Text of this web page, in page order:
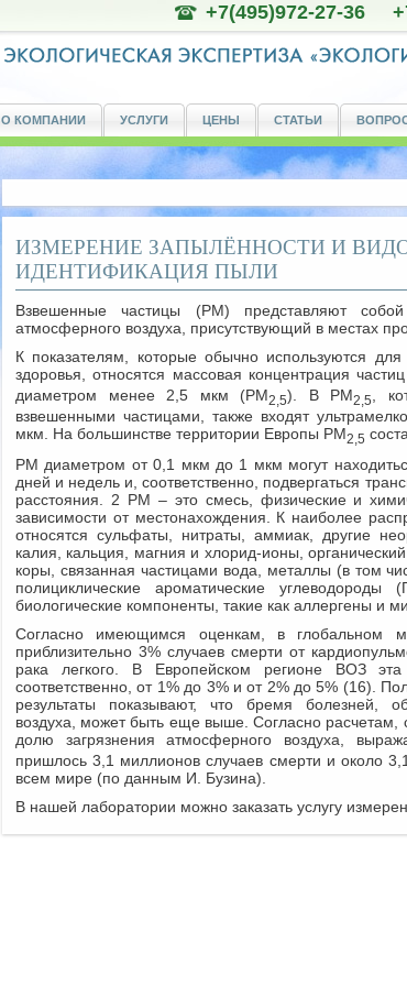
+7(495)972-27-36
О КОМПАНИИ УСЛУГИ ЦЕНЫ СТАТЬИ
ИЗМЕРЕНИЕ ЗАПЫЛЁННОСТИ И
ИДЕНТИФИКАЦИЯ ПЫЛИ
Взвешенные частицы (РМ) представляют собой
атмосферного воздуха, присутствующий в местах
К показателям, которые обычно используются
здоровья, относятся массовая концентрация
диаметром менее 2,5 мкм (PM2,5). В PM2,5
,
взвешенными частицами, также входят
мкм. На большинстве территории Европы PM2,5
РМ диаметром от 0,1 мкм до 1 мкм могут
дней и недель и, соответственно, подвергаться
расстояния. 2 РМ – это смесь, физические и
зависимости от местонахождения. К наиболее
относятся сульфаты, нитраты, аммиак, другие
калия, кальция, магния и хлорид-ионы,
коры, связанная частицами вода, металлы (в том
полициклические ароматические
биологические компоненты, такие как аллергены и
Согласно имеющимся оценкам, в глобальном
приблизительно 3% случаев смерти от
рака легкого. В Европейском регионе ВОЗ
соответственно, от 1% до 3% и от 2% до 5% (16).
результаты показывают, что бремя болезней,
воздуха, может быть еще выше. Согласно расчетам,
долю загрязнения атмосферного воздуха,
пришлось 3,1 миллионов случаев смерти и около
всем мире (по данным И. Бузина).
В нашей лаборатории можно заказать услугу